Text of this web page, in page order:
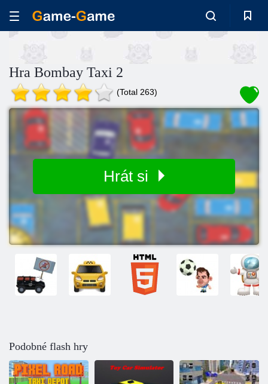
Hra Bombay Taxi 2
(Total 263)
Hrát si
Podobné flash hry